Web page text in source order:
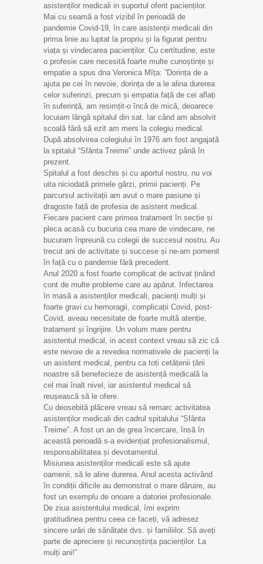
asistenților medicali in suportul oferit pacienților.
Mai cu seamă a fost vizibil în perioadă de
pandemie Covid-19, în care asistenții medicali din
prima linie au luptat la propriu și la figurat pentru
viața și vindecarea pacienților. Cu certitudine, este
o profesie care necesită foarte multe cunoștințe și
empatie a spus dna Veronica Mîța: ”Dorința de a
ajuta pe cei în nevoie, dorința de a le alina durerea
celor suferinzi, precum și empatia față de cei aflați
în suferință, am resimțit-o încă de mică, deoarece
locuiam lângă spitalul din sat. Iar când am absolvit
scoală fără să ezit am mers la colegiu medical.
După absolvirea colegiului în 1976 am fost angajată
la spitalul “Sfânta Treime” unde activez până în
prezent.
Spitalul a fost deschis și cu aportul nostru, nu voi
uita niciodată primele gărzi, primii pacienți. Pe
parcursul activitații am avut o mare pasiune și
dragoste față de profesia de asistent medical.
Fiecare pacient care primea tratament în secție și
pleca acasă cu bucuria cea mare de vindecare, ne
bucuram înpreună cu colegii de succesul nostru. Au
trecut ani de activitate și succese și ne-am pomenit
în față cu o pandemie fără precedent.
Anul 2020 a fost foarte complicat de activat ținând
cont de multe probleme care au apărut. Infectarea
în masă a asistenților medicali, pacienți mulți și
foarte gravi cu hemoragii, complicații Covid, post-
Covid, aveau necesitate de foarte multă atenție,
tratament și îngrijire. Un volum mare pentru
asistentul medical, in acest context vreau să zic că
este nevoie de a revedea normativele de pacienți la
un asistent medical, pentru ca toți cetățenii țării
noastre să benefecieze de asistență medicală la
cel mai înalt nivel, iar asistentul medical să
reușească să le ofere.
Cu deosebită plăcere vreau să remarc activitatea
asistenților medicali din cadrul spitalului “Sfânta
Treime”. A fost un an de grea încercare, însă în
această perioadă s-a evidențiat profesionalismul,
responsabilitatea și devotamentul.
Misiunea asistenților medicali este să ajute
oamenii, să le aline durerea. Anul acesta activând
în condiții dificile au demonstrat o mare dăruire, au
fost un exemplu de onoare a datoriei profesionale.
De ziua asistentului medical, îmi exprim
gratitudinea pentru ceea ce faceți, vă adresez
sincere urări de sănătate dvs. și familiilor. Să aveți
parte de apreciere și recunoștința pacienților. La
mulți ani!”